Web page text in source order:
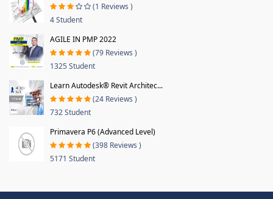
(1 Reviews )
4 Student
AGILE IN PMP 2022
(79 Reviews )
1325 Student
Learn Autodesk® Revit Architec...
(24 Reviews )
732 Student
Primavera P6 (Advanced Level)
(398 Reviews )
5171 Student